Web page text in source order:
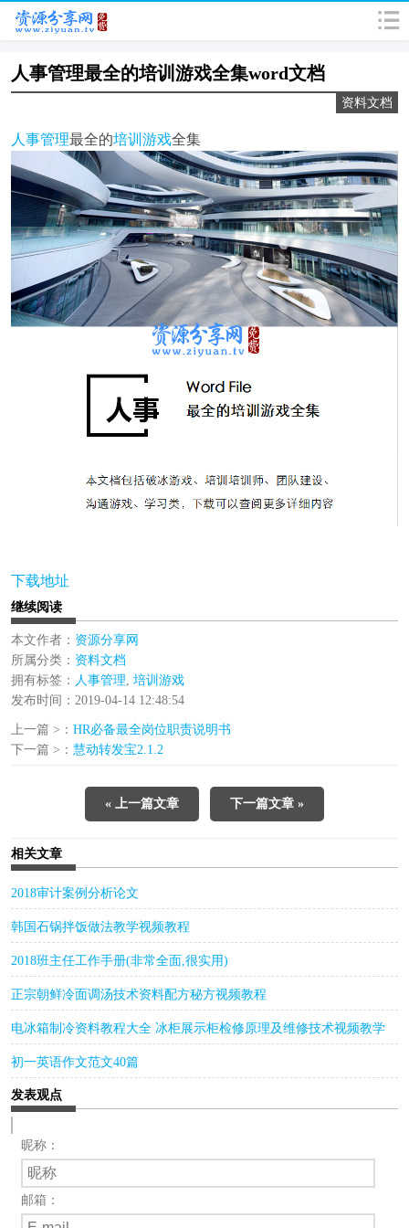
人事管理最全的培训游戏全集word文档
资料文档
人事管理最全的培训游戏全集
下载地址
继续阅读
本文作者： 资源分享网
所属分类： 资料文档
拥有标签： 人事管理, 培训游戏
发布时间：2019-04-14 12:48:54
上一篇 >： HR必备最全岗位职责说明书
下一篇 >： 慧动转发宝2.1.2
« 上一篇文章 下一篇文章 »
相关文章
2018审计案例分析论文
韩国石锅拌饭做法教学视频教程
2018班主任工作手册(非常全面,很实用)
正宗朝鲜冷面调汤技术资料配方秘方视频教程
电冰箱制冷资料教程大全 冰柜展示柜检修原理及维修技术视频教学
初一英语作文范文40篇
发表观点
昵称：
邮箱：